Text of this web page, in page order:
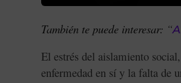
También te puede interesar: “
El estrés del aislamiento
enfermedad en sí y la falta de